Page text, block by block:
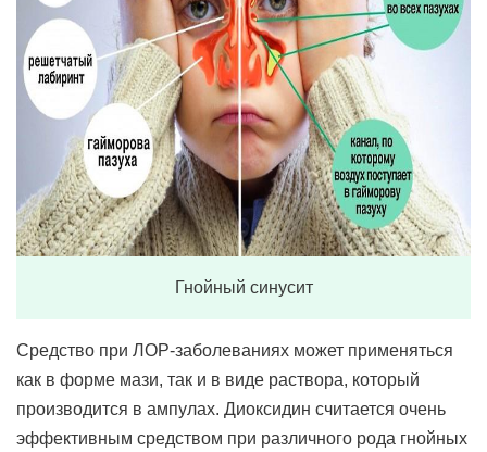
Гнойный синусит
Средство при ЛОР-заболеваниях может применяться
как в форме мази, так и в виде раствора, который
производится в ампулах. Диоксидин считается очень
эффективным средством при различного рода гнойных